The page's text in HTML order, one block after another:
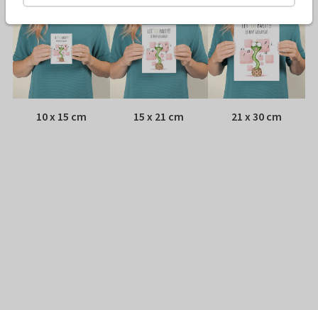
10 x 15 cm 15 x 21 cm 21 x 30 cm